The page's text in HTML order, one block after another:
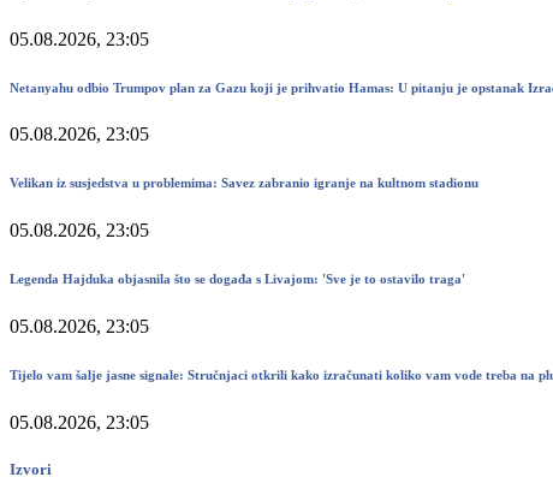
05.08.2026, 23:05
Netanyahu odbio Trumpov plan za Gazu koji je prihvatio Hamas: U pitanju je opstanak
05.08.2026, 23:05
Velikan iz susjedstva u problemima: Savez zabranio igranje na kultnom stadionu
05.08.2026, 23:05
Legenda Hajduka objasnila što se događa s Livajom: 'Sve je to ostavilo traga'
05.08.2026, 23:05
Tijelo vam šalje jasne signale: Stručnjaci otkrili kako izračunati koliko vam vode treba na
05.08.2026, 23:05
Izvori